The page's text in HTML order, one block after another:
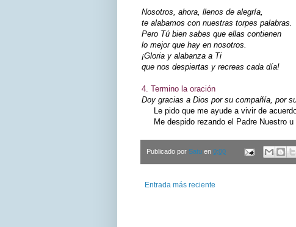
Nosotros, ahora, llenos de alegría,
te alabamos con nuestras torpes palabras.
Pero Tú bien sabes que ellas contienen
lo mejor que hay en nosotros.
¡Gloria y alabanza a Ti
que nos despiertas y recreas cada día!
4. Termino la oración
Doy gracias a Dios por su compañía, por
Le pido que me ayude a vivir de
Me despido rezando el Padre Nuestro u
Publicado por Satu en 0:00
Entrada más reciente